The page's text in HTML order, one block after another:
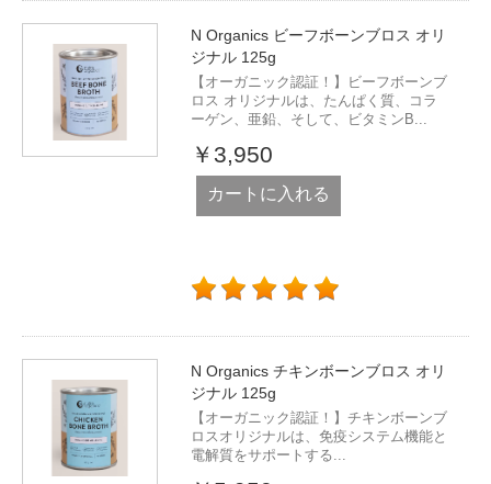
N Organics ビーフボーンブロス オリ
ジナル 125g
【オーガニック認証！】ビーフボーンブ
ロス オリジナルは、たんぱく質、コラ
ーゲン、亜鉛、そして、ビタミンB...
￥3,950
カートに入れる
N Organics チキンボーンブロス オリ
ジナル 125g
【オーガニック認証！】チキンボーンブ
ロスオリジナルは、免疫システム機能と
電解質をサポートする...